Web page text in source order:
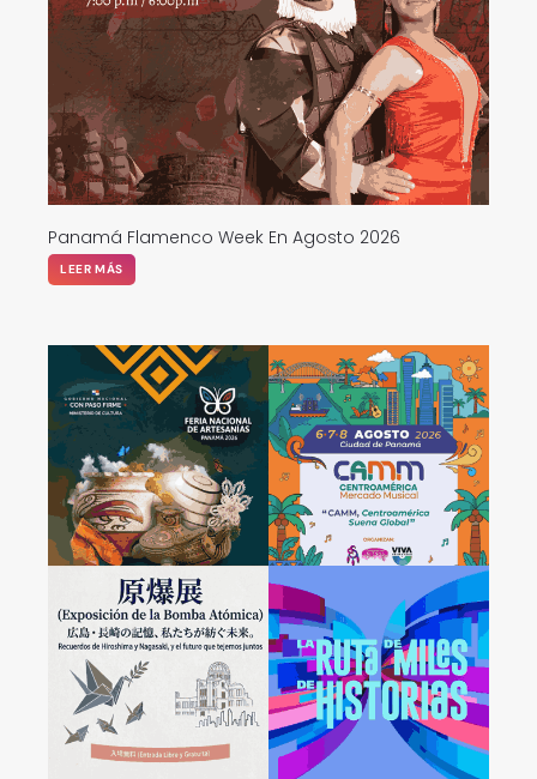
Panamá Flamenco Week En Agosto 2026
LEER MÁS